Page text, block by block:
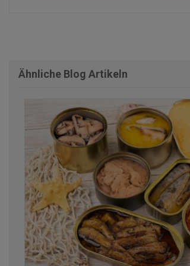
Ähnliche Blog Artikeln